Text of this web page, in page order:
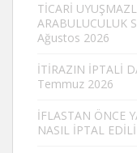
TİCARİ
ARABULUCULUK
Ağustos 2026
İTİRAZIN İPTALİ
Temmuz 2026
İFLASTAN ÖNCE
NASIL İPTAL